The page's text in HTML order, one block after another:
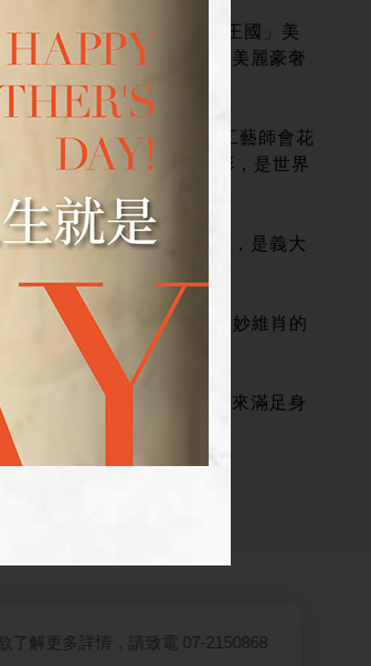
，享有「國王水晶‧水晶王國」美
造一件件充滿視覺驚喜、美麗豪奢
和創意」理念創作，例如工藝師會花
極致優雅和渾然天成的色彩，是世界
工，完美的人體工學打造，是義大
俱。
分享墨西哥氣勢雄渾、維妙維肖的
歐洲藝術時尚，為國人帶來滿足身
了解更多詳情，請致電 07-2150868